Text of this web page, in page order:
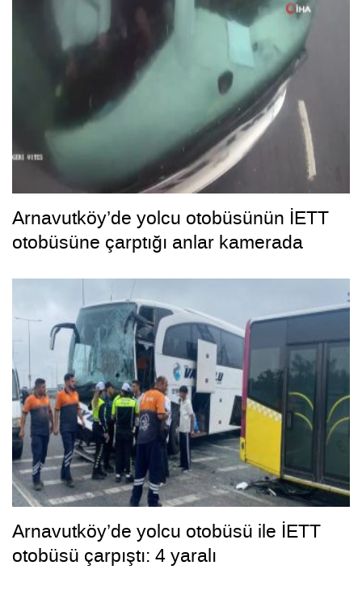
Arnavutköy’de yolcu otobüsünün İETT
otobüsüne çarptığı anlar kamerada
Arnavutköy’de yolcu otobüsü ile İETT
otobüsü çarpıştı: 4 yaralı